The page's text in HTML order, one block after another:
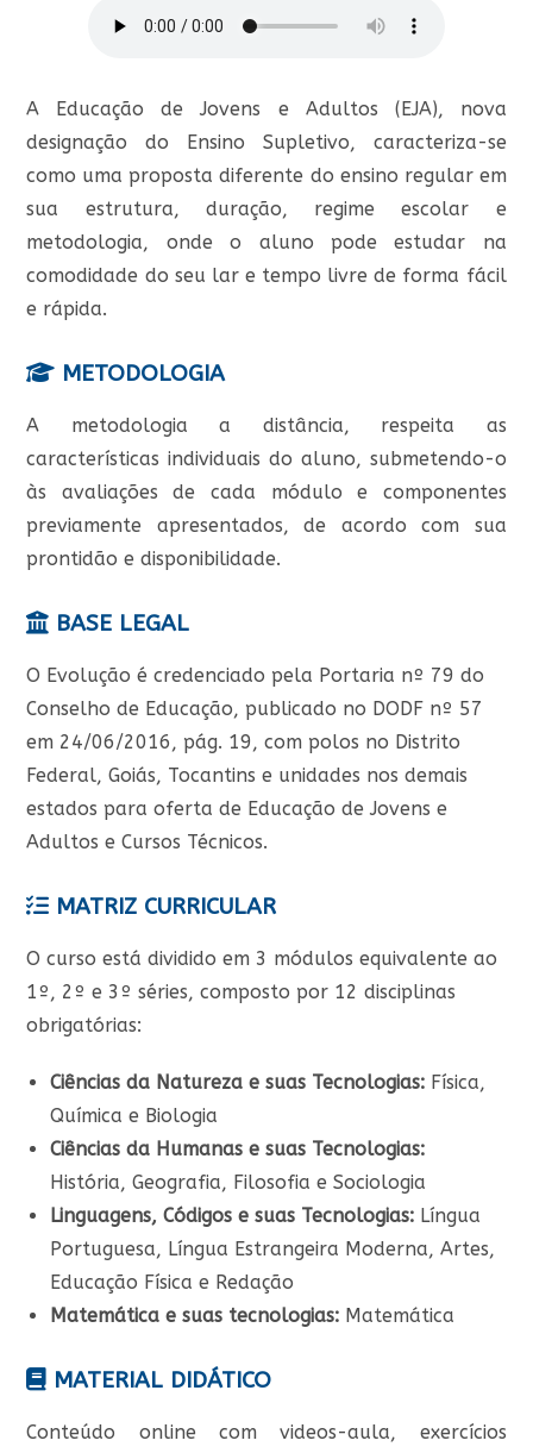
A Educação de Jovens e Adultos (EJA), nova
designação do Ensino Supletivo, caracteriza-se
como uma proposta diferente do ensino regular em
sua estrutura, duração, regime escolar e
metodologia, onde o aluno pode estudar na
comodidade do seu lar e tempo livre de forma fácil
e rápida.
METODOLOGIA
A metodologia a distância, respeita as
características individuais do aluno, submetendo-o
às avaliações de cada módulo e componentes
previamente apresentados, de acordo com sua
prontidão e disponibilidade.
BASE LEGAL
O Evolução é credenciado pela Portaria nº 79 do
Conselho de Educação, publicado no DODF nº 57
em 24/06/2016, pág. 19, com polos no Distrito
Federal, Goiás, Tocantins e unidades nos demais
estados para oferta de Educação de Jovens e
Adultos e Cursos Técnicos.
MATRIZ CURRICULAR
O curso está dividido em 3 módulos equivalente ao
1º, 2º e 3º séries, composto por 12 disciplinas
obrigatórias:
Ciências da Natureza e suas Tecnologias: Física,
Química e Biologia
Ciências da Humanas e suas Tecnologias:
História, Geografia, Filosofia e Sociologia
Linguagens, Códigos e suas Tecnologias: Língua
Portuguesa, Língua Estrangeira Moderna, Artes,
Educação Física e Redação
Matemática e suas tecnologias: Matemática
MATERIAL DIDÁTICO
Conteúdo online com videos-aula, exercícios